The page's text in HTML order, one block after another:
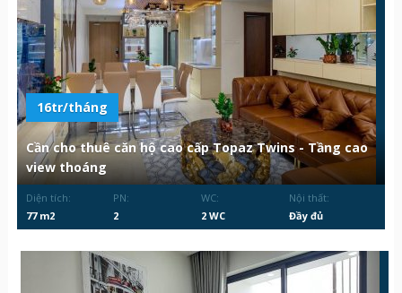
16tr/tháng
Cần cho thuê căn hộ cao cấp Topaz Twins - Tầng cao
view thoáng
Diện tích:
77 m2
PN:
2
WC:
2 WC
Nội thất:
Đầy đủ